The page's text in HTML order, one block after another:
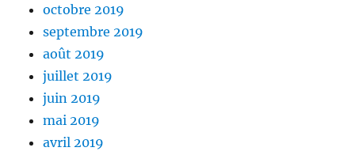
octobre 2019
septembre 2019
août 2019
juillet 2019
juin 2019
mai 2019
avril 2019